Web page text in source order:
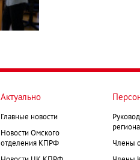
Актуально
Главные новости
Новости Омского
отделения КПРФ
Члены